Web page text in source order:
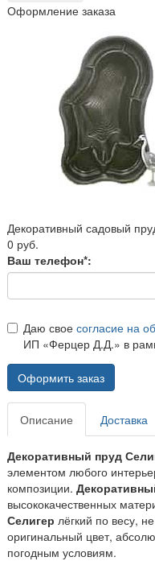
Оформление заказа
Декоративный садовый
0 руб.
Ваш телефон*:
Даю свое согласие на
ИП «Ферцер Д.Д.» в
Оформить заказ
Описание Доставка
Декоративный пруд
элементом любого
композиции.
высококачественных
Селигер лёгкий по весу,
оригинальный цвет,
погодным условиям.